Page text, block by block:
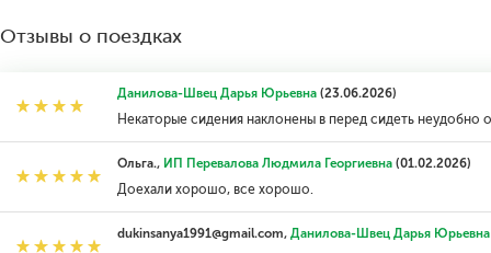
Отзывы о поездках
Данилова-Швец Дарья Юрьевна(23.06.2026)
Некаторые сидения наклонены в перед сидеть неудобно
Ольга., ИП Перевалова Людмила Георгиевна(01.02.2026)
Доехали хорошо, все хорошо.
dukinsanya1991@gmail.com, Данилова-Швец Дарья Юрьевна